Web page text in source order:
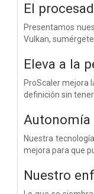
El
Presentamos
Vulkan,
Eleva a la
ProScaler mejora
definición sin
Autonomía
Nuestra
mejora para que
Nuestro